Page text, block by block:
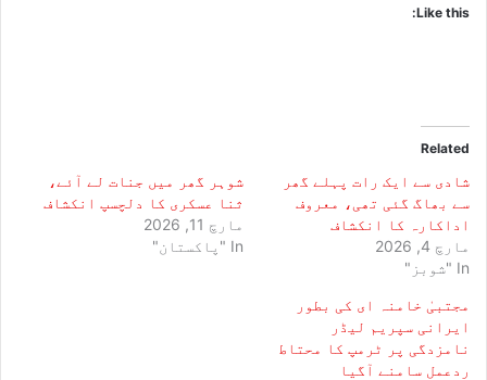
Like this:
Related
شادی سے ایک رات پہلے گھر
سے بھاگ گئی تھی، معروف
اداکارہ کا انکشاف
مارچ 4, 2026
In "شوبز"
شوہر گھر میں جنات لے آئے،
ثنا عسکری کا دلچسپ انکشاف
مارچ 11, 2026
In "پاکستان"
مجتبیٰ خامنہ ای کی بطور
ایرانی سپریم لیڈر
نامزدگی پر ٹرمپ کا محتاط
ردعمل سامنے آگیا